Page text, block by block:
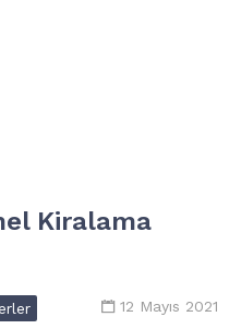
Kiralama
12 Mayıs 2021